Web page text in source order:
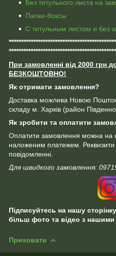
Без титульного листа на
Папки-боксы
С титульным листом и без
При замовленні від 2000 грн
БЕЗКОШТОВНО!
Як отримати замовлення?
Доставка можлива Новою
складу м. Харків (район
Як зробити та оплатити
Оплатити замовлення можна на
наложеним платежем.
повідомленні.
Для швидкого замовлення:
Підписуйтесь на нашу
більш фото та відео з
Приховати